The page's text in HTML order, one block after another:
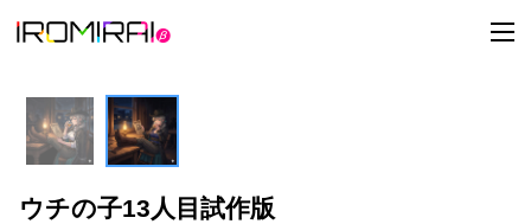
t
o
ウチの子13人目試作版